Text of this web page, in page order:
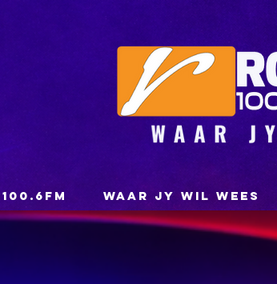
WAAR JY WIL WEES